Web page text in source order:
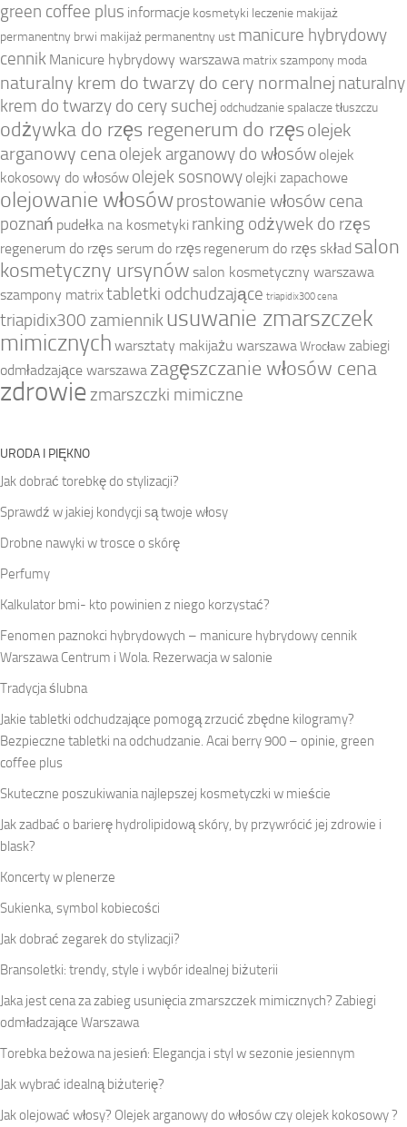
green coffee plus informacje kosmetyki leczenie makijaż
permanentny brwi makijaż permanentny ust manicure hybrydowy
cennik Manicure hybrydowy warszawa matrix szampony moda
naturalny krem do twarzy do cery normalnej naturalny
krem do twarzy do cery suchej odchudzanie spalacze tłuszczu
odżywka do rzęs regenerum do rzęs olejek
arganowy cenaolejek arganowy do włosów olejek
kokosowy do włosów olejek sosnowy olejki zapachowe
olejowanie włosówprostowanie włosów cena
poznań pudełka na kosmetyki ranking odżywek do rzęs
regenerum do rzęs serum do rzęs regenerum do rzęs skład salon
kosmetyczny ursynów salon kosmetyczny warszawa
szampony matrixtabletki odchudzające triapidix300 cena
triapidix300 zamiennikusuwanie zmarszczek
mimicznych warsztaty makijażu warszawaWrocław zabiegi
odmładzające warszawa zagęszczanie włosów cena
zdrowiezmarszczki mimiczne
URODA I PIĘKNO
Jak dobrać torebkę do stylizacji?
Sprawdź w jakiej kondycji są twoje włosy
Drobne nawyki w trosce o skórę
Perfumy
Kalkulator bmi- kto powinien z niego korzystać?
Fenomen paznokci hybrydowych – manicure hybrydowy cennik
Warszawa Centrum i Wola. Rezerwacja w salonie
Tradycja ślubna
Jakie tabletki odchudzające pomogą zrzucić zbędne kilogramy?
Bezpieczne tabletki na odchudzanie. Acai berry 900 – opinie, green
coffee plus
Skuteczne poszukiwania najlepszej kosmetyczki w mieście
Jak zadbać o barierę hydrolipidową skóry, by przywrócić jej zdrowie i
blask?
Koncerty w plenerze
Sukienka, symbol kobiecości
Jak dobrać zegarek do stylizacji?
Bransoletki: trendy, style i wybór idealnej biżuterii
Jaka jest cena za zabieg usunięcia zmarszczek mimicznych? Zabiegi
odmładzające Warszawa
Torebka beżowa na jesień: Elegancja i styl w sezonie jesiennym
Jak wybrać idealną biżuterię?
Jak olejować włosy? Olejek arganowy do włosów czy olejek kokosowy ?